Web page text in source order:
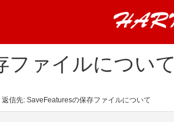
ファイルについて
返信先: SaveFeaturesの保存ファイルについて